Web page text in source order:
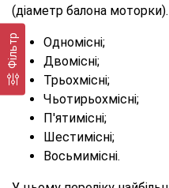
Фільтр
(діаметр балона моторки).
Одномісні;
Двомісні;
Трьохмісні;
Чьотирьохмісні;
П'ятимісні;
Шестимісні;
Восьмимісні.